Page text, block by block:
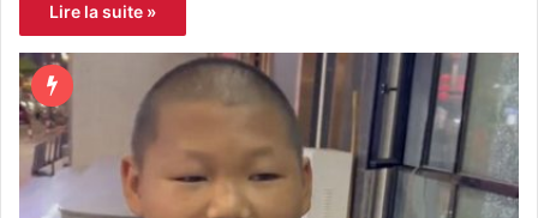
Lire la suite »